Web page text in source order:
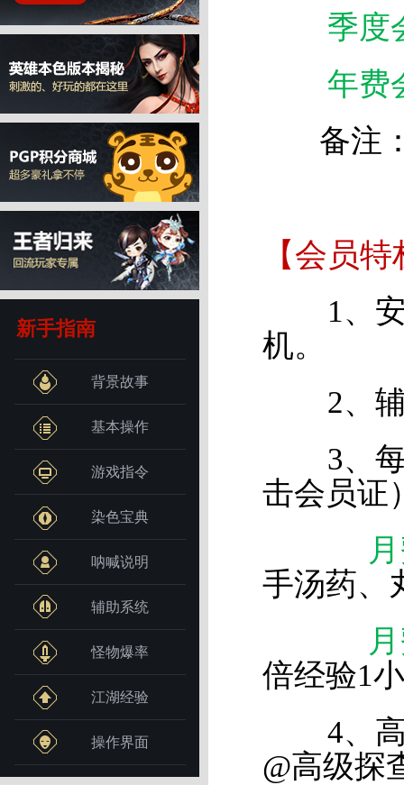
新手指南
背景故事
基本操作
游戏指令
染色宝典
呐喊说明
辅助系统
怪物爆率
江湖经验
操作界面
季度
年费
备注：
【会员
1、安
机。
2、辅
3、每
击会员证
手汤药、
倍经验1
4、高
@高级探